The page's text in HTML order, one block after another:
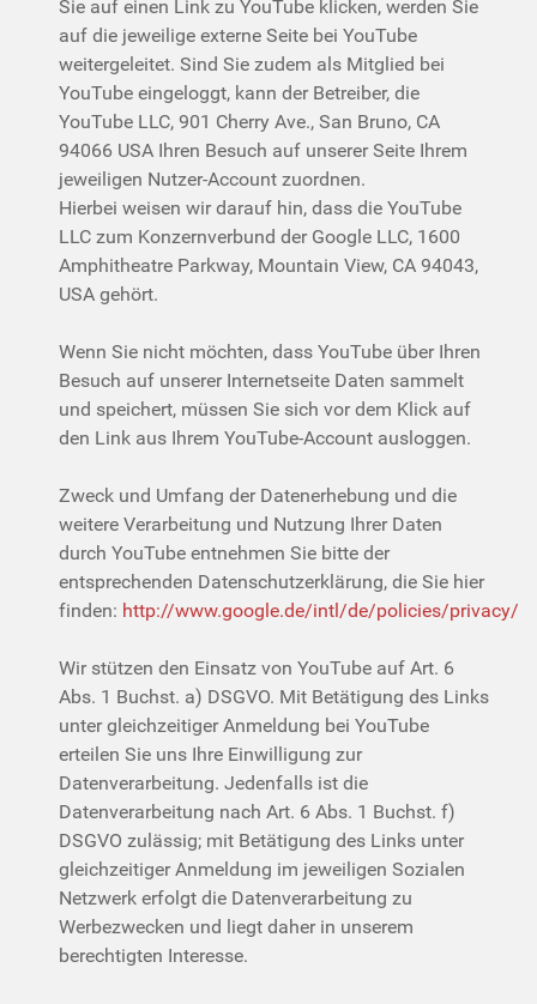
Sie auf einen Link zu YouTube klicken, werden Sie
auf die jeweilige externe Seite bei YouTube
weitergeleitet. Sind Sie zudem als Mitglied bei
YouTube eingeloggt, kann der Betreiber, die
YouTube LLC, 901 Cherry Ave., San Bruno, CA
94066 USA Ihren Besuch auf unserer Seite Ihrem
jeweiligen Nutzer-Account zuordnen.
Hierbei weisen wir darauf hin, dass die YouTube
LLC zum Konzernverbund der Google LLC, 1600
Amphitheatre Parkway, Mountain View, CA 94043,
USA gehört.
Wenn Sie nicht möchten, dass YouTube über Ihren
Besuch auf unserer Internetseite Daten sammelt
und speichert, müssen Sie sich vor dem Klick auf
den Link aus Ihrem YouTube-Account ausloggen.
Zweck und Umfang der Datenerhebung und die
weitere Verarbeitung und Nutzung Ihrer Daten
durch YouTube entnehmen Sie bitte der
entsprechenden Datenschutzerklärung, die Sie hier
finden: http://www.google.de/intl/de/policies/privacy/
Wir stützen den Einsatz von YouTube auf Art. 6
Abs. 1 Buchst. a) DSGVO. Mit Betätigung des Links
unter gleichzeitiger Anmeldung bei YouTube
erteilen Sie uns Ihre Einwilligung zur
Datenverarbeitung. Jedenfalls ist die
Datenverarbeitung nach Art. 6 Abs. 1 Buchst. f)
DSGVO zulässig; mit Betätigung des Links unter
gleichzeitiger Anmeldung im jeweiligen Sozialen
Netzwerk erfolgt die Datenverarbeitung zu
Werbezwecken und liegt daher in unserem
berechtigten Interesse.